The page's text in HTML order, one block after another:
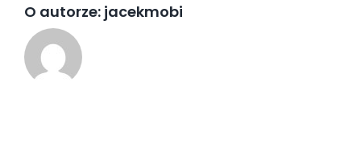
O autorze: jacekmobi